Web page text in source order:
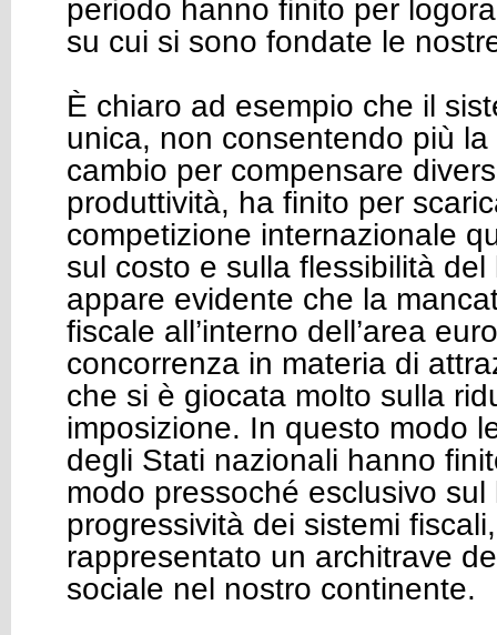
periodo hanno finito per
su cui si sono fondate le
È chiaro ad esempio che il
unica, non consentendo più
cambio per compensare
produttività, ha finito per
competizione internazionale
sul costo e sulla flessibilità
appare evidente che la
fiscale all’interno dell’area
concorrenza in materia di
che si è giocata molto sulla
imposizione. In questo modo
degli Stati nazionali hanno
modo pressoché esclusivo
progressività dei sistemi
rappresentato un architrave
sociale nel nostro continente.